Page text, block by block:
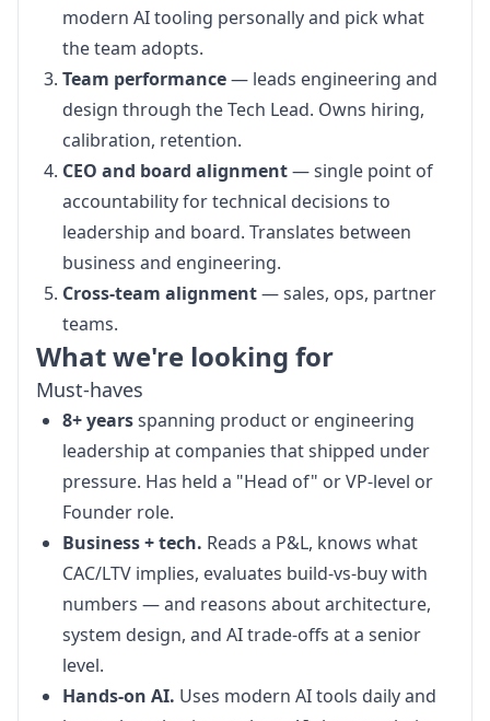
modern AI tooling personally and pick what
the team adopts.
Team performance— leads engineering and
design through the Tech Lead. Owns hiring,
calibration, retention.
CEO and board alignment— single point of
accountability for technical decisions to
leadership and board. Translates between
business and engineering.
Cross-team alignment— sales, ops, partner
teams.
What we're looking for
Must-haves
8+ yearsspanning product or engineering
leadership at companies that shipped under
pressure. Has held a "Head of" or VP-level or
Founder role.
Business + tech. Reads a P&L, knows what
CAC/LTV implies, evaluates build-vs-buy with
numbers — and reasons about architecture,
system design, and AI trade-offs at a senior
level.
Hands-on AI. Uses modern AI tools daily and